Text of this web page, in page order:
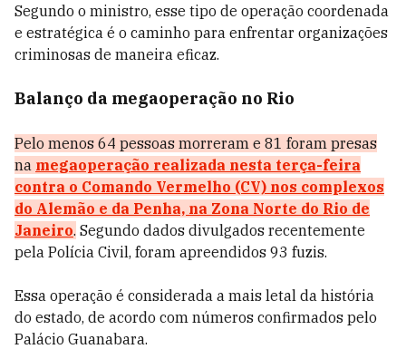
Segundo o ministro, esse tipo de operação coordenada
e estratégica é o caminho para enfrentar organizações
criminosas de maneira eficaz.
Balanço da megaoperação no Rio
Pelo menos 64 pessoas morreram e 81 foram presas
na megaoperação realizada nesta terça-feira
contra o Comando Vermelho (CV) nos complexos
do Alemão e da Penha, na Zona Norte do Rio de
Janeiro. Segundo dados divulgados recentemente
pela Polícia Civil, foram apreendidos 93 fuzis.
Essa operação é considerada a mais letal da história
do estado, de acordo com números confirmados pelo
Palácio Guanabara.